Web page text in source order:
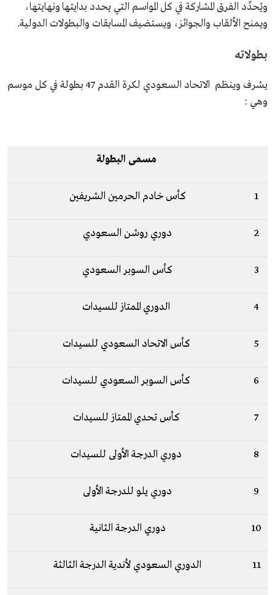
ويُحدِّد الفرق المشاركة في كل المواسم التي يحدد بدايتها ونهايتها،
ويمنح الألقاب والجوائز، ويستضيف المسابقات والبطولات الدولية.
بطولاته
يشرف وينظم الاتحاد السعودي لكرة القدم 47 بطولة في كل موسم
وهي :
مسمى البطولة
1 كأس خادم الحرمين الشريفين
2 دوري روشن السعودي
3 كأس السوبر السعودي
4 الدوري الممتاز للسيدات
5 كأس الاتحاد السعودي للسيدات
6 كأس السوبر السعودي للسيدات
7 كأس تحدي الممتاز للسيدات
8 دوري الدرجة الأولى للسيدات
9 دوري يلو للدرجة الأولى
10 دوري الدرجة الثانية
11 الدوري السعودي لأندية الدرجة الثالثة